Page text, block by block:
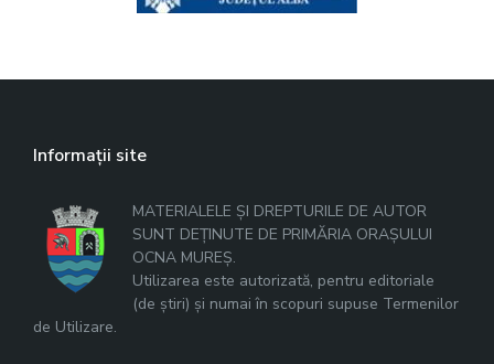
Informații site
MATERIALELE ȘI DREPTURILE DE AUTOR
SUNT DEȚINUTE DE PRIMĂRIA ORAȘULUI
OCNA MUREȘ.
Utilizarea este autorizată, pentru editoriale
(de știri) și numai în scopuri supuse Termenilor
de Utilizare.